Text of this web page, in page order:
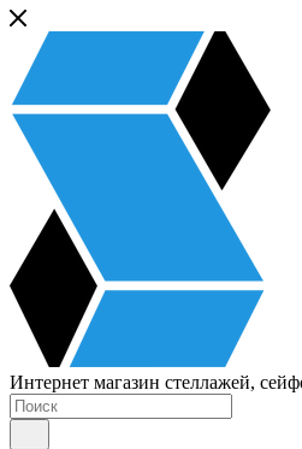
Интернет магазин стеллажей,